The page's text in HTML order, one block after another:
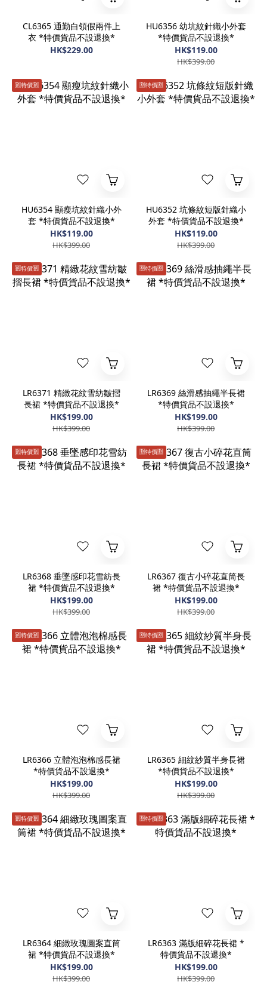
CL6365 通勤白領假兩件上
衣 *特價貨品不設退換*
HK$229.00
HU6356 幼坑紋針織小外套
*特價貨品不設退換*
HK$119.00
HK$399.00
🈹️特價🈹️
HU6354 顯瘦坑紋針織小外
套 *特價貨品不設退換*
HK$119.00
HK$399.00
🈹️特價🈹️
HU6352 坑條紋短版針織小
外套 *特價貨品不設退換*
HK$119.00
HK$399.00
🈹️特價🈹️
LR6371 精緻花紋雪紡皺摺
長裙 *特價貨品不設退換*
HK$199.00
HK$399.00
🈹️特價🈹️
LR6369 絲滑感抽繩半長裙
*特價貨品不設退換*
HK$199.00
HK$399.00
🈹️特價🈹️
LR6368 垂墜感印花雪紡長
裙 *特價貨品不設退換*
HK$199.00
HK$399.00
🈹️特價🈹️
LR6367 復古小碎花直筒長
裙 *特價貨品不設退換*
HK$199.00
HK$399.00
🈹️特價🈹️
LR6366 立體泡泡棉感長裙
*特價貨品不設退換*
HK$199.00
HK$399.00
🈹️特價🈹️
LR6365 細紋紗質半身長裙
*特價貨品不設退換*
HK$199.00
HK$399.00
🈹️特價🈹️
LR6364 細緻玫瑰圖案直筒
裙 *特價貨品不設退換*
HK$199.00
HK$399.00
🈹️特價🈹️
LR6363 滿版細碎花長裙 *
特價貨品不設退換*
HK$199.00
HK$399.00